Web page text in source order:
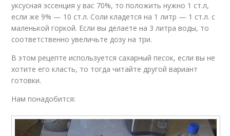
уксусная эссенция у вас 70%, то положить нужно 1 ст.л,
если же 9% — 10 ст.л. Соли кладется на 1 литр — 1 ст.л. с
маленькой горкой. Если вы делаете на 3 литра воды, то
соответственно увеличьте дозу на три.
В этом рецепте используется сахарный песок, если вы не
хотите его класть, то тогда читайте другой вариант
готовки.
Нам понадобится: